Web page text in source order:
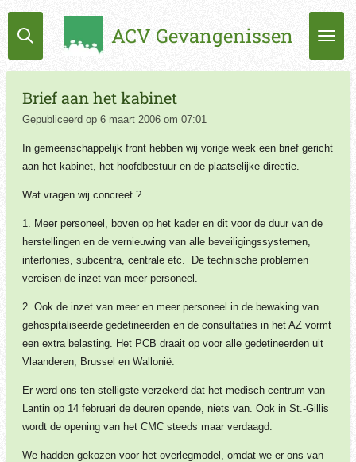
Ga
direct
de
hoofdinhoud
ACV Gevangenissen
Brief aan het kabinet
Gepubliceerd op 6 maart 2006 om 07:01
In gemeenschappelijk front hebben wij vorige week een brief gericht
aan het kabinet, het hoofdbestuur en de plaatselijke directie.
Wat vragen wij concreet ?
1. Meer personeel, boven op het kader en dit voor de duur van de
herstellingen en de vernieuwing van alle beveiligingssystemen,
interfonies, subcentra, centrale etc. De technische problemen
vereisen de inzet van meer personeel.
2. Ook de inzet van meer en meer personeel in de bewaking van
gehospitaliseerde gedetineerden en de consultaties in het AZ vormt
een extra belasting. Het PCB draait op voor alle gedetineerden uit
Vlaanderen, Brussel en Wallonië.
Er werd ons ten stelligste verzekerd dat het medisch centrum van
Lantin op 14 februari de deuren opende, niets van. Ook in St.-Gillis
wordt de opening van het CMC steeds maar verdaagd.
We hadden gekozen voor het overlegmodel, omdat we er ons van